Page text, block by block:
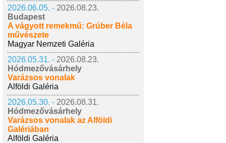
2026.06.05. - 2026.08.23.
Budapest
A vágyott remekmű: Grúber Béla
művészete
Magyar Nemzeti Galéria
2026.05.31. - 2026.08.23.
Hódmezővásárhely
Varázsos vonalak
Alföldi Galéria
2026.05.30. - 2026.08.31.
Hódmezővásárhely
Varázsos vonalak az Alföldi
Galériában
Alföldi Galéria